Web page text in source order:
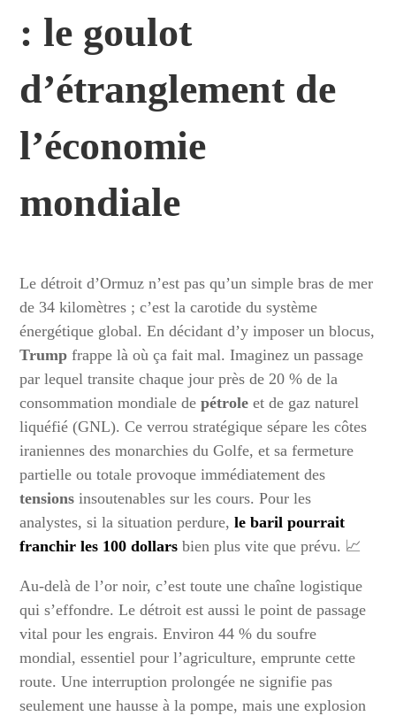
: le goulot
d’étranglement de
l’économie
mondiale
Le détroit d’Ormuz n’est pas qu’un simple bras de mer
de 34 kilomètres ; c’est la carotide du système
énergétique global. En décidant d’y imposer un blocus,
Trump frappe là où ça fait mal. Imaginez un passage
par lequel transite chaque jour près de 20 % de la
consommation mondiale depétrole et de gaz naturel
liquéfié (GNL). Ce verrou stratégique sépare les côtes
iraniennes des monarchies du Golfe, et sa fermeture
partielle ou totale provoque immédiatement des
tensions insoutenables sur les cours. Pour les
analystes, si la situation perdure,le baril pourrait
franchir les 100 dollars bien plus vite que prévu. 📈
Au-delà de l’or noir, c’est toute une chaîne logistique
qui s’effondre. Le détroit est aussi le point de passage
vital pour les engrais. Environ 44 % du soufre
mondial, essentiel pour l’agriculture, emprunte cette
route. Une interruption prolongée ne signifie pas
seulement une hausse à la pompe, mais une explosion